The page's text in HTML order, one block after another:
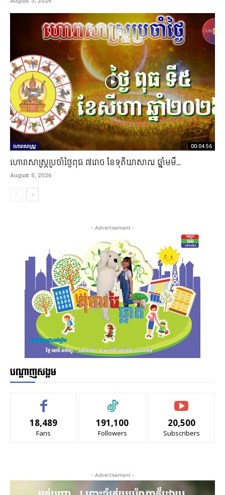
ហោរាសាស្ត្រ 00:04:56
ហោរាសាស្រ្តប្រចាំថ្ងៃពុធ ៧រោច ខែទុតិយាសាឍ ឆ្នាំមមី...
August 5, 2026
- Advertisement -
បណ្ដាញសង្គម
18,489
Fans
191,100
Followers
20,500
Subscribers
- Advertisement -